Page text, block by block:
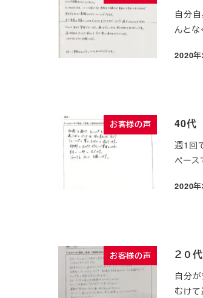
自分
んと
投稿日
2020
お客様の声 40代
週1回
ペー
投稿日
2020
お客様の声 ２０
自分
むけ